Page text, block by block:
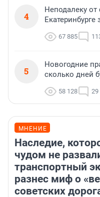
4
Неподалеку от
67 885
5
Новогодние
сколько дней
58 128 29
МНЕНИЕ
Наследие,
чудом не
транспортный
разнес миф о
советских